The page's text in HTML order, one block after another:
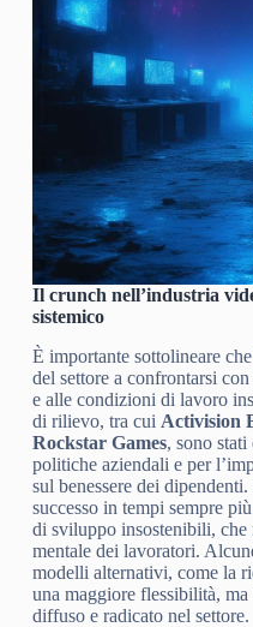
Il crunch nell’industria
sistemico
È importante sottolineare che
del settore a confrontarsi
e alle condizioni di lavoro
di rilievo, tra cui Activision
Rockstar Games, sono
politiche aziendali e per
sul benessere dei
successo in tempi sempre
di sviluppo insostenibili, che
mentale dei lavoratori.
modelli alternativi, come la
una maggiore flessibilità,
diffuso e radicato nel settore.